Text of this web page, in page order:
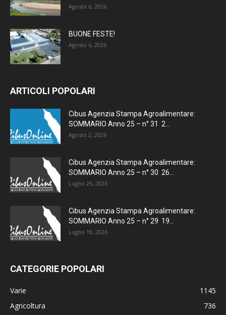
Agosto 6, 2026
BUONE FESTE!
Agosto 6, 2026
ARTICOLI POPOLARI
Cibus Agenzia Stampa Agroalimentare:
SOMMARIO Anno 25 – n° 31 2...
Agosto 2, 2026
Cibus Agenzia Stampa Agroalimentare:
SOMMARIO Anno 25 – n° 30 26...
Luglio 26, 2026
Cibus Agenzia Stampa Agroalimentare:
SOMMARIO Anno 25 – n° 29 19...
Luglio 19, 2026
CATEGORIE POPOLARI
Varie
1145
Agricoltura
736